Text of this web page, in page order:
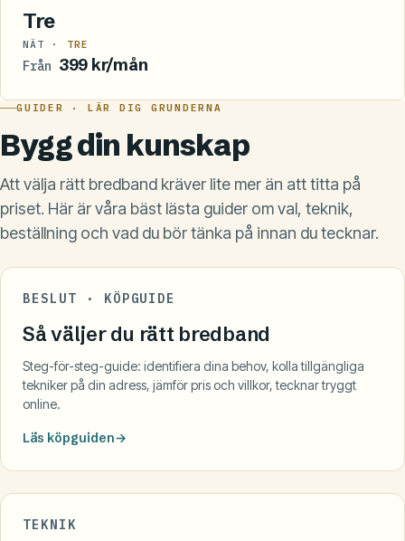
Tre
NÄT · TRE
Från 399 kr/mån
GUIDER · LÄR DIG GRUNDERNA
Bygg din kunskap
Att välja rätt bredband kräver lite mer än att titta på
priset. Här är våra bäst lästa guider om val, teknik,
beställning och vad du bör tänka på innan du tecknar.
BESLUT · KÖPGUIDE
Så väljer du rätt bredband
Steg-för-steg-guide: identifiera dina behov, kolla tillgängliga
tekniker på din adress, jämför pris och villkor, tecknar tryggt
online.
Läs köpguiden
TEKNIK